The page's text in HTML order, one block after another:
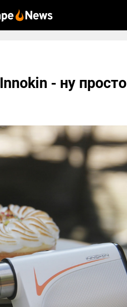
- ну просто